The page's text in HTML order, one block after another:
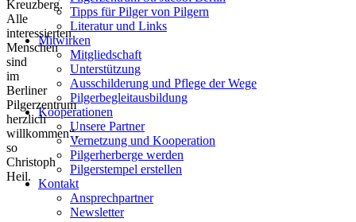
Tipps für Pilger von Pilgern
Literatur und Links
Mitwirken
Mitgliedschaft
Unterstützung
Ausschilderung und Pflege der Wege
Pilgerbegleitausbildung
Kooperationen
Unsere Partner
Vernetzung und Kooperation
Pilgerherberge werden
Pilgerstempel erstellen
Kontakt
Ansprechpartner
Newsletter
Kreuzberg.
Alle
interessierten
Menschen
sind
im
Berliner
Pilgerzentrum
herzlich
willkommen“,
so
Christoph
Heil.